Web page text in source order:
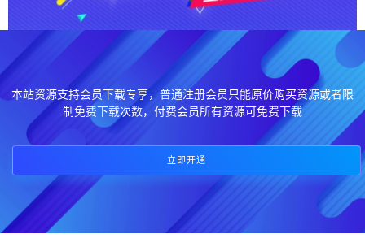
本站资源支持会员下载专享，普通注册会员只能原价购买资源或者限
制免费下载次数，付费会员所有资源可免费下载
立即开通